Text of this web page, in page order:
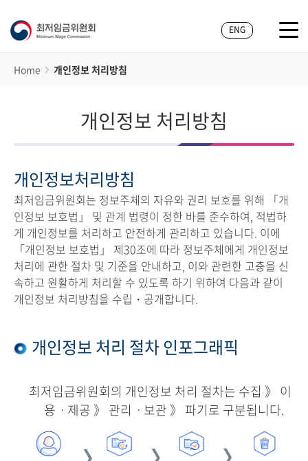
ENG
Home 개인정보 처리방침
개인정보 처리방침
개인정보처리방침
최저임금위원회는 정보주체의 자유와 권리 보호를 위해 「개
인정보 보호법」 및 관계 법령이 정한 바를 준수하여, 적법하
게 개인정보를 처리하고 안전하게 관리하고 있습니다. 이에
「개인정보 보호법」 제30조에 따라 정보주체에게 개인정보
처리에 관한 절차 및 기준을 안내하고, 이와 관련한 고충을 신
속하고 원활하게 처리할 수 있도록 하기 위하여 다음과 같이
개인정보 처리방침을 수립・공개합니다.
개인정보 처리 절차 인포그래픽
최저임금위원회의 개인정보 처리 절차는 수집 》 이
용ㆍ제공 》 관리ㆍ보관 》 파기로 구분됩니다.